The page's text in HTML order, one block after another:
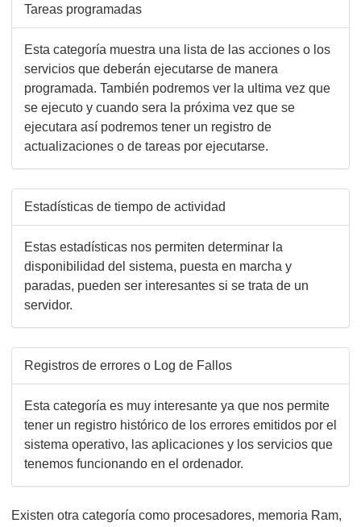
Tareas programadas
Esta categoría muestra una lista de las acciones o los
servicios que deberán ejecutarse de manera
programada. También podremos ver la ultima vez que
se ejecuto y cuando sera la próxima vez que se
ejecutara así podremos tener un registro de
actualizaciones o de tareas por ejecutarse.
Estadísticas de tiempo de actividad
Estas estadísticas nos permiten determinar la
disponibilidad del sistema, puesta en marcha y
paradas, pueden ser interesantes si se trata de un
servidor.
Registros de errores o Log de Fallos
Esta categoría es muy interesante ya que nos permite
tener un registro histórico de los errores emitidos por el
sistema operativo, las aplicaciones y los servicios que
tenemos funcionando en el ordenador.
Existen otra categoría como procesadores, memoria Ram,